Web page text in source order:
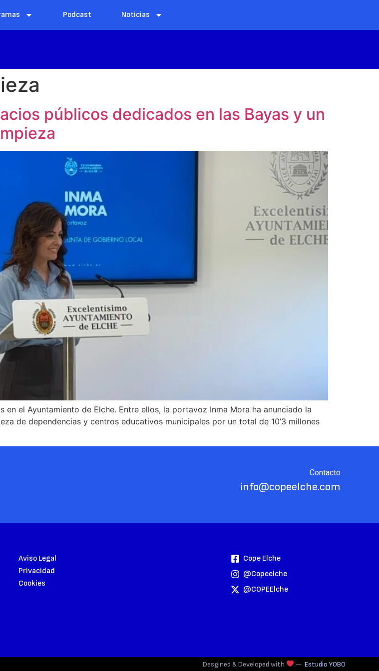
Podcast Noticias
públicos dedicados en las Bayas y un
el Ayuntamiento de Elche. Entre ellos, la portavoz Inma Mora ha anunciado la
de dependencias y centros educativos municipales por un total de 10’3 millones
Contacto
info@copeelche.com
Aviso Legal
Privacidad
Cookies
Cope Elche
@copeelche
@COPEElche
Desgined & Developed with — Estudio YOBO